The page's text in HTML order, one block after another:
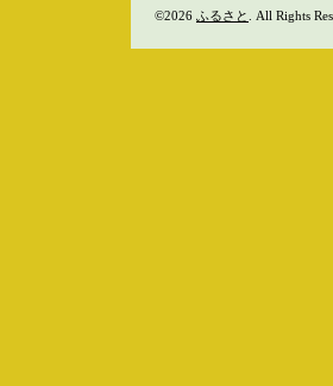
©2026 ふるさと . All Rights